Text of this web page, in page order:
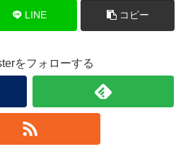
LINE コピー
をフォローする